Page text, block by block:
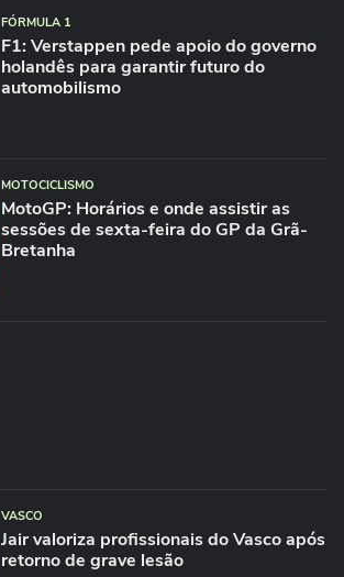
FÓRMULA 1
F1: Verstappen pede apoio do governo
holandês para garantir futuro do
automobilismo
MOTOCICLISMO
MotoGP: Horários e onde assistir as
sessões de sexta-feira do GP da Grã-
Bretanha
VASCO
Jair valoriza profissionais do Vasco após
retorno de grave lesão